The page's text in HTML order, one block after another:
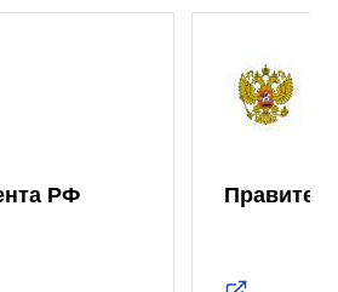
РФ